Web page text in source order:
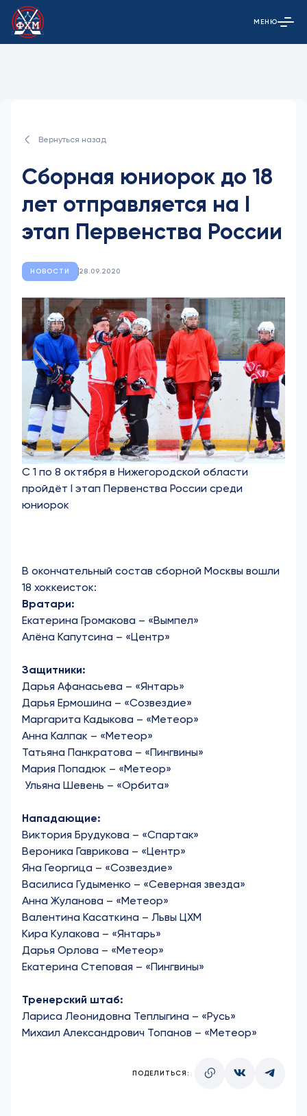
Открыть
МЕНЮ
Вернуться назад
Сборная юниорок до 18
лет отправляется на I
этап Первенства России
НОВОСТИ 28.09.2020
С 1 по 8 октября в Нижегородской области
пройдёт I этап Первенства России среди
юниорок
В окончательный состав сборной Москвы вошли
18 хоккеисток:
Вратари:
Екатерина Громакова – «Вымпел»
Алёна Капутсина – «Центр»
Защитники:
Дарья Афанасьева – «Янтарь»
Дарья Ермошина – «Созвездие»
Маргарита Кадыкова – «Метеор»
Анна Калпак – «Метеор»
Татьяна Панкратова – «Пингвины»
Мария Попадюк – «Метеор»
Ульяна Шевень – «Орбита»
Нападающие:
Виктория Брудукова – «Спартак»
Вероника Гаврикова – «Центр»
Яна Георгица – «Созвездие»
Василиса Гудыменко – «Северная звезда»
Анна Жуланова – «Метеор»
Валентина Касаткина – Львы ЦХМ
Кира Кулакова – «Янтарь»
Дарья Орлова – «Метеор»
Екатерина Степовая – «Пингвины»
Тренерский штаб:
Лариса Леонидовна Теплыгина – «Русь»
Михаил Александрович Топанов – «Метеор»
ПОДЕЛИТЬСЯ: